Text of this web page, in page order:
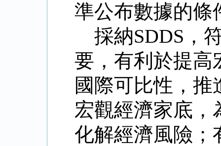
準公布數據的條
採納SDDS ，
要，有利於提高
國際可比性，
宏觀經濟家底，
化解經濟風險；